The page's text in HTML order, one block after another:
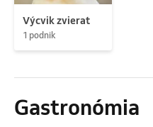
Výcvik zvierat
1 podnik
Gastronómia